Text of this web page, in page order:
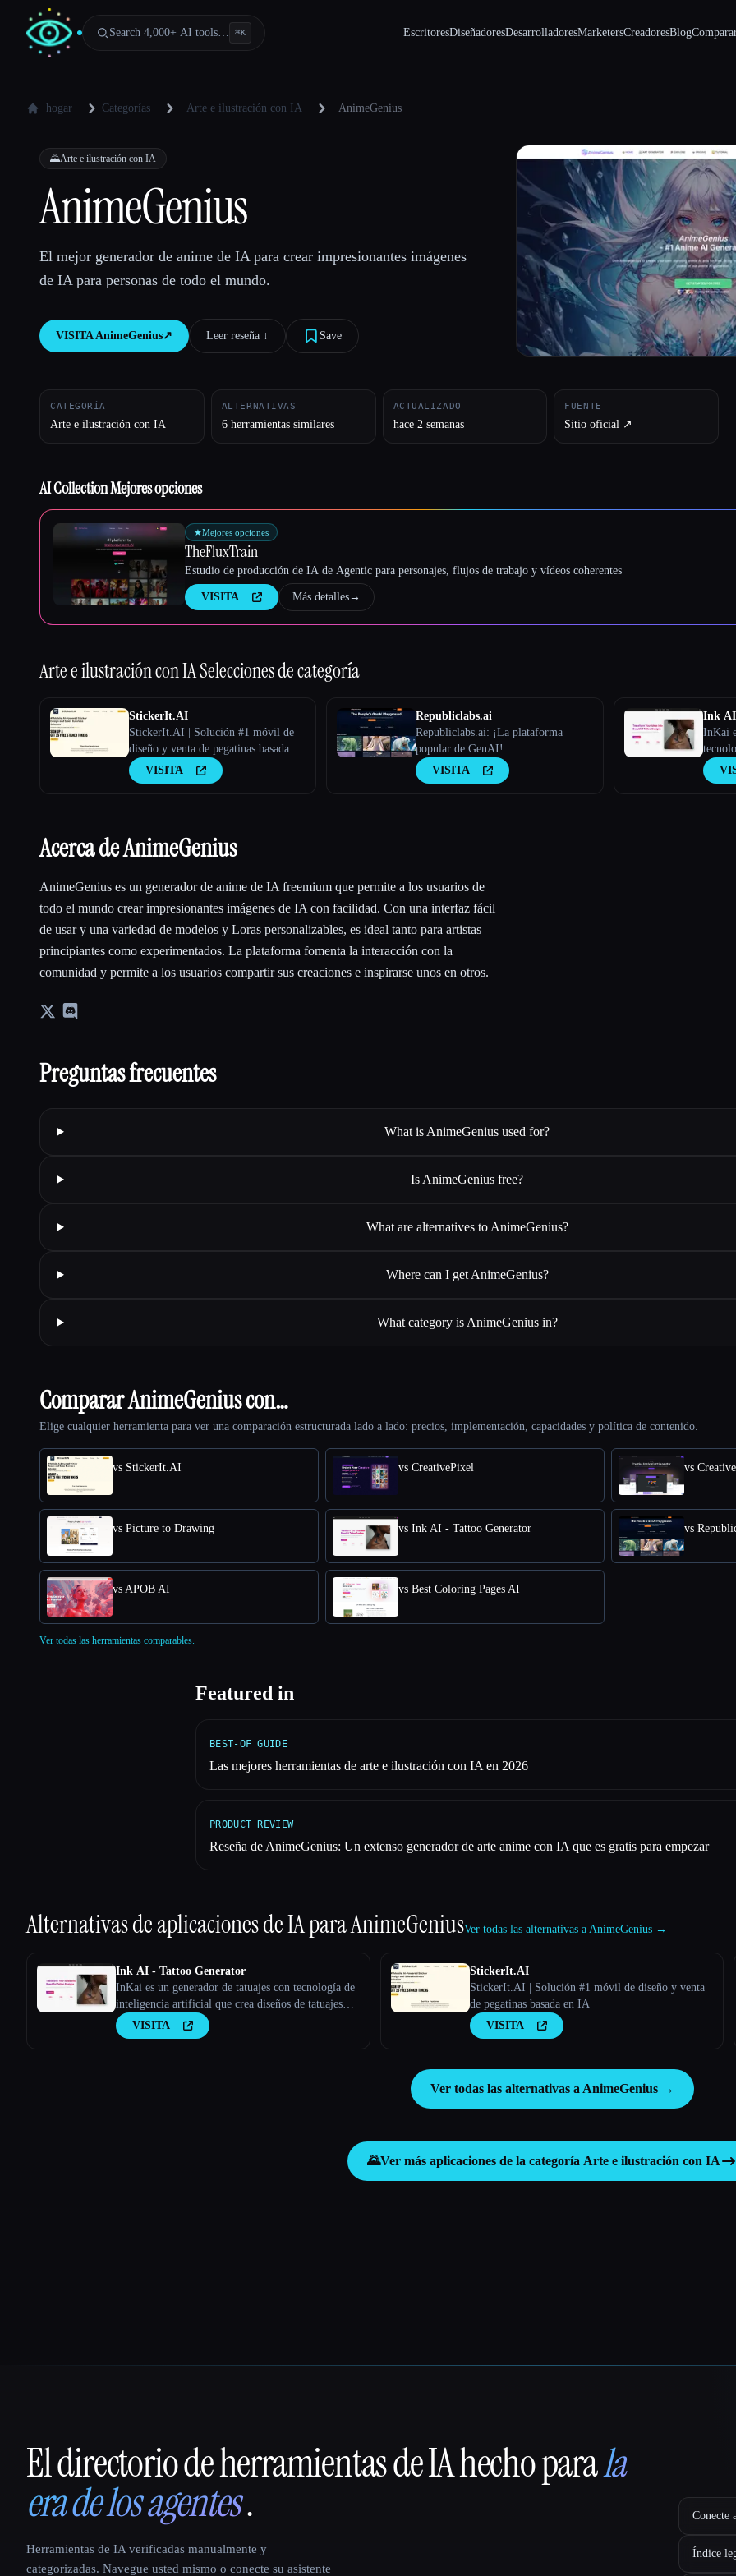
Search 4,000+ AI tools… ⌘K EscritoresDiseñadoresDesarrolladoresMarketersCreadoresBlog
hogar Categorías Arte e ilustración con IA AnimeGenius
🌄Arte e ilustración con IA
AnimeGenius
El mejor generador de anime de IA para crear impresionantes imágenes
de IA para personas de todo el mundo.
VISITA AnimeGenius↗︎ Leer reseña ↓︎ Save
CATEGORÍA
Arte e ilustración con IA
ALTERNATIVAS
6 herramientas similares
ACTUALIZADO
hace 2 semanas
FUENTE
Sitio oficial ↗︎
AI Collection Mejores opciones
★Mejores opciones
TheFluxTrain
Estudio de producción de IA de Agentic para personajes, flujos de trabajo y vídeos coherentes
VISITA Más detalles→
Arte e ilustración con IASelecciones de categoría
StickerIt.AI
StickerIt.AI | Solución #1 móvil de
diseño y venta de pegatinas basada en
IA
VISITA
Republiclabs.ai
Republiclabs.ai: ¡La plataforma
popular de GenAI!
VISITA
Ink AI
InKai
que
Acerca de AnimeGenius
AnimeGenius es un generador de anime de IA freemium que permite a los usuarios de
todo el mundo crear impresionantes imágenes de IA con facilidad. Con una interfaz fácil
de usar y una variedad de modelos y Loras personalizables, es ideal tanto para artistas
principiantes como experimentados. La plataforma fomenta la interacción con la
comunidad y permite a los usuarios compartir sus creaciones e inspirarse unos en otros.
Preguntas frecuentes
What is AnimeGenius used for?
Is AnimeGenius free?
What are alternatives to AnimeGenius?
Where can I get AnimeGenius?
What category is AnimeGenius in?
Comparar AnimeGenius con…
Elige cualquier herramienta para ver una comparación estructurada lado a lado: precios, implementación, capacidades y política de contenido.
vs StickerIt.AI vs CreativePixel vs
vs Picture to Drawing vs Ink AI - Tattoo Generator vs
vs APOB AI vs Best Coloring Pages AI
Ver todas las herramientas comparables.
Featured in
BEST-OF GUIDE
Las mejores herramientas de arte e ilustración con IA en 2026
PRODUCT REVIEW
Reseña de AnimeGenius: Un extenso generador de arte anime con IA que es gratis para empezar
Alternativas de aplicaciones de IA paraAnimeGeniusVer todas las alternativas a AnimeGenius →
Ink AI - Tattoo Generator
InKai es un generador de tatuajes con tecnología de
inteligencia artificial que crea diseños de tatuajes
personalizados en función de los comentarios de los
usuarios.
VISITA
StickerIt.AI
StickerIt.AI | Solución #1 móvil de diseño y venta
de pegatinas basada en IA
VISITA
Ver todas las alternativas a AnimeGenius →
🌄Ver más aplicaciones de la categoría Arte e ilustración con IA
That AI Collection
El directorio de herramientas de IA hecho parala
era de los agentes.
Herramientas de IA verificadas manualmente y
categorizadas. Navegue usted mismo o conecte su asistente
Conecte
Índice